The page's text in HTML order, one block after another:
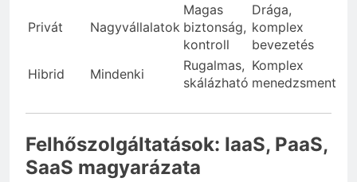
Privát Nagyvállalatok
Magas
biztonság,
kontroll
Drága,
komplex
bevezetés
Hibrid
Mindenki
Rugalmas,
skálázható
Komplex
menedzsment
Felhőszolgáltatások: IaaS, PaaS,
SaaS magyarázata